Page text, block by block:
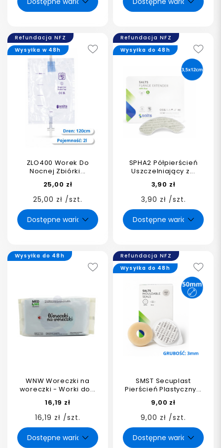
Refundacja NFZ
ZLO400 Worek Do
Nocnej Zbiórki...
25,00 zł
25,00 zł /szt.
Wysyłka w 48h
Refundacja NFZ
SPHA2 Półpierścień
Uszczelniający z...
3,90 zł
3,90 zł /szt.
Wysyłka do 48h
WNW Woreczki na
woreczki - Worki do...
16,19 zł
16,19 zł /szt.
Wysyłka do 48h Refundacja NFZ
SMST Secuplast
Pierścień Plastyczny...
9,00 zł
9,00 zł /szt.
Wysyłka do 48h